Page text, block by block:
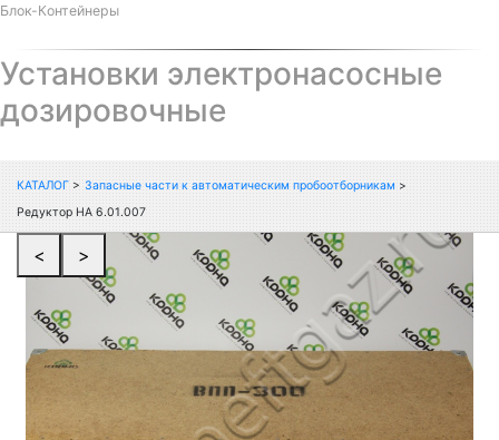
Блок-Контейнеры
Установки электронасосные
дозировочные
КАТАЛОГ > Запасные части к автоматическим пробоотборникам >
Редуктор НА 6.01.007
< >